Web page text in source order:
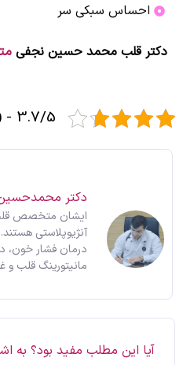
احساس سبکی سر
دکتر قلب محمد حسین نجفی
3.7/5 - (103 امتیاز)
دکتر
ایشان متخصص قلب
آنژیوپلاستی
درمان فشار خون،
مانیتورینگ قلب و
آیا این مطلب مفید بود؟ به